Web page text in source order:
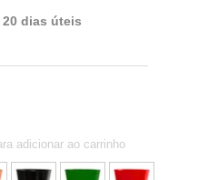
20 dias úteis